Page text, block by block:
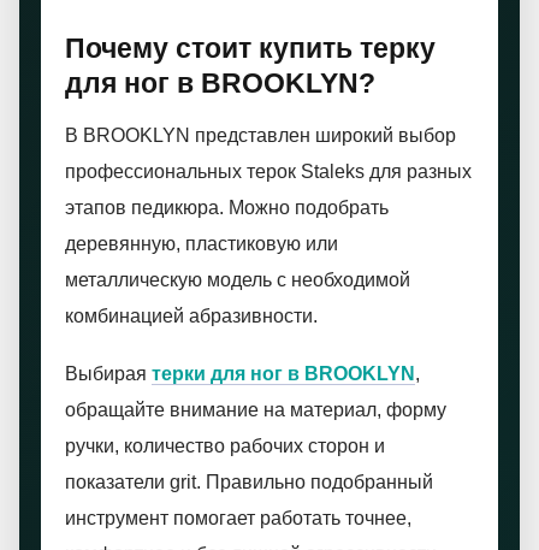
Почему стоит купить терку
для ног в BROOKLYN?
В BROOKLYN представлен широкий выбор
профессиональных терок Staleks для разных
этапов педикюра. Можно подобрать
деревянную, пластиковую или
металлическую модель с необходимой
комбинацией абразивности.
Выбирая терки для ног в BROOKLYN ,
обращайте внимание на материал, форму
ручки, количество рабочих сторон и
показатели grit. Правильно подобранный
инструмент помогает работать точнее,